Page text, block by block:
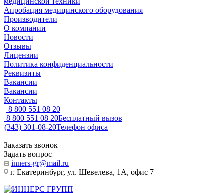
Апробация медицинского оборудования
Производители
О компании
Новости
Отзывы
Лицензии
Политика конфиденциальности
Реквизиты
Вакансии
Вакансии
Контакты
8 800 551 08 20
8 800 551 08 20Бесплатный вызов
(343) 301-08-20Телефон офиса
Заказать звонок
Задать вопрос
inners-gr@mail.ru
г. Екатеринбург, ул. Шевелева, 1А, офис 7